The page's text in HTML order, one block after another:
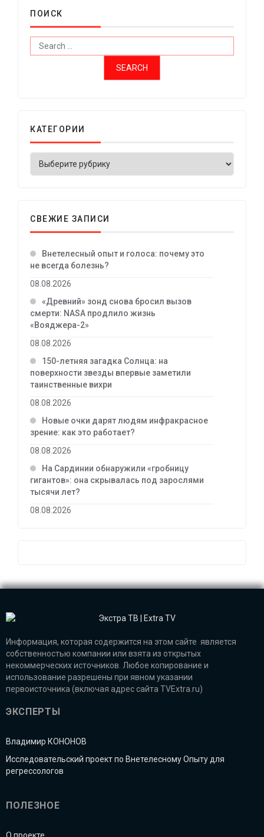
ПОИСК
КАТЕГОРИИ
СВЕЖИЕ ЗАПИСИ
Внетелесный опыт и голоса: почему это
не всегда болезнь?
08.08.2026
«Древний» зонд снова бросил вызов
смерти: NASA продлило жизнь
«Вояджера-2»
08.08.2026
150-летняя загадка Солнца: на
поверхности звезды впервые заметили
таинственные вихри
08.08.2026
Новые очки дарят людям инфракрасное
зрение: как это работает?
08.08.2026
На Сардинии обнаружили «гробницу
гигантов»: она скрывалась под зарослями
тысячи лет?
08.08.2026
Информация, которая содержится на этом сайте является
собственностью компании или взята из открытых
некоммерческих источников. Любое копирование и
использование разрешены при явном указании
первоисточника (включая адрес сайта TVExtra.ru)
ЭКСПЕРТЫ
Владимир КОНОНОВ
Исследовательский проект по Внетелесному Опыту для
регрессологов
ПОЛЕЗНОЕ